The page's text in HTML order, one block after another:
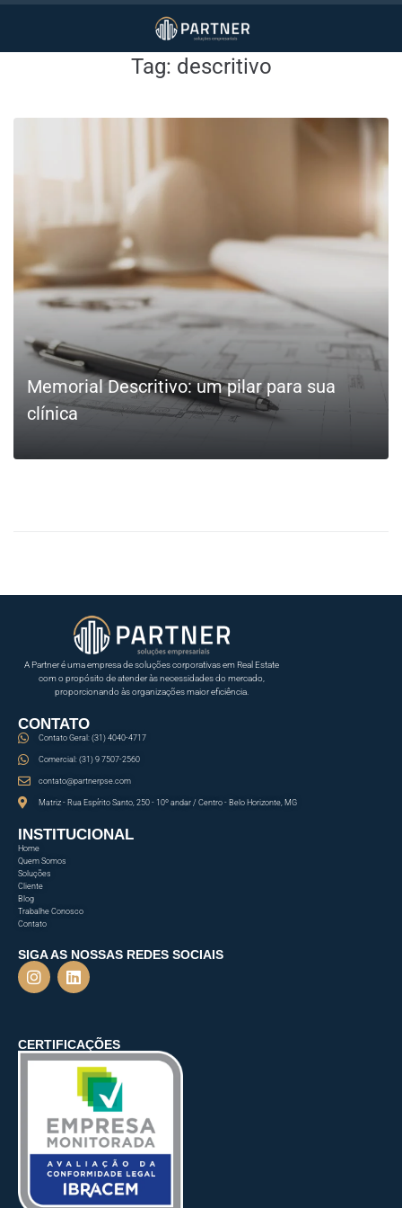
Tag: descritivo
Memorial Descritivo: um pilar para sua
clínica
A Partner é uma empresa de soluções corporativas em Real Estate
com o propósito de atender às necessidades do mercado,
proporcionando às organizações maior eficiência.
CONTATO
Contato Geral: (31) 4040-4717
Comercial: (31) 9 7507-2560
contato@partnerpse.com
Matriz - Rua Espírito Santo, 250 - 10º andar / Centro - Belo Horizonte, MG
INSTITUCIONAL
Home
Quem Somos
Soluções
Cliente
Blog
Trabalhe Conosco
Contato
SIGA AS NOSSAS REDES SOCIAIS
CERTIFICAÇÕES